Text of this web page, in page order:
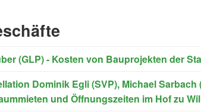
(GLP) - Kosten von Bauprojekten der
Dominik Egli (SVP), Michael
und Öffnungszeiten im Hof zu Wil